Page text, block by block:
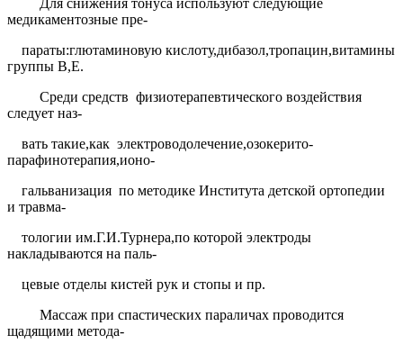
Для снижения тонуса используют следующие
медикаментозные пре-
параты:глютаминовую кислоту,дибазол,тропацин,витамины
группы В,Е.
Среди средств физиотерапевтического воздействия
следует наз-
вать такие,как электроводолечение,озокерито-
парафинотерапия,ионо-
гальванизация по методике Института детской ортопедии
и травма-
тологии им.Г.И.Турнера,по которой электроды
накладываются на паль-
цевые отделы кистей рук и стопы и пр.
Массаж при спастических параличах проводится
щадящими метода-